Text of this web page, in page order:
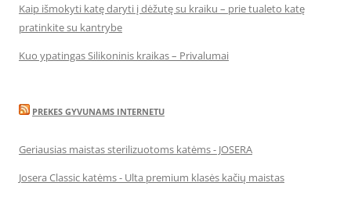
Kaip išmokyti katę daryti į dėžutę su kraiku – prie tualeto katę
pratinkite su kantrybe
Kuo ypatingas Silikoninis kraikas – Privalumai
PREKES GYVUNAMS INTERNETU
Geriausias maistas sterilizuotoms katėms - JOSERA
Josera Classic katėms - Ulta premium klasės kačių maistas